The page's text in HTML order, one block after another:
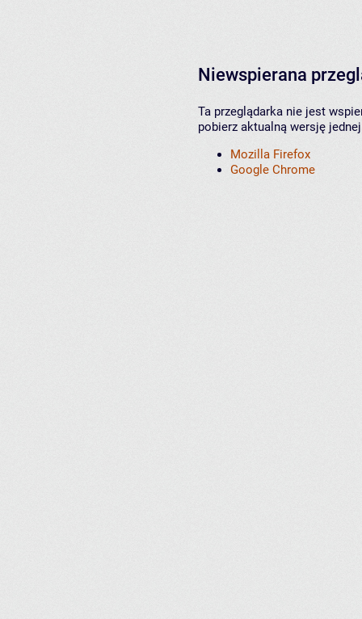
Niewspierana
Ta przeglądarka nie jest
pobierz aktualną wersję
Mozilla Firefox
Google Chrome